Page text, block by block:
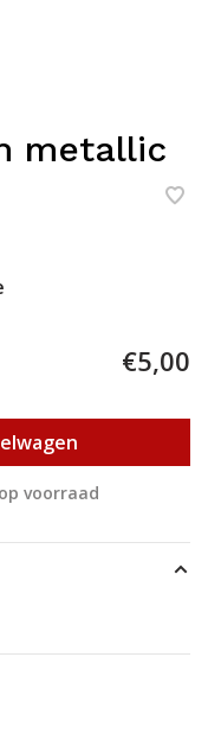
metallic
€5,00
voorraad